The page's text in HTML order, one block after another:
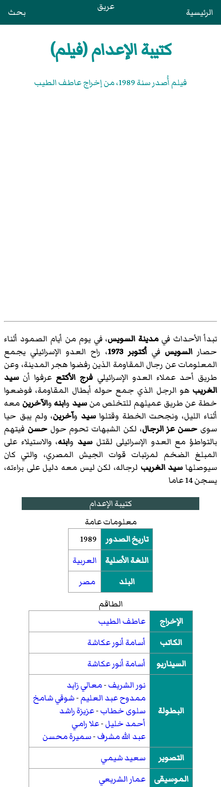
الرئيسية عريق بحث
كتيبة الإعدام (فيلم)
فيلم أُصدر سنة 1989، من إخراج عاطف الطيب
تبدأ الأحداث فيمدينة السويس، في يوم من أيام الصمود أثناء
حصارالسويس فيأكتوبر 1973
، راح العدو الإسرائيلي يجمع
المعلومات عن رجال المقاومة الذين رفضوا هجر المدينة، وعن
طريق أحد عملاء العدو الإسرائيلي فرج الأكتع عرفوا أنسيد
الغريب هو الرجل الذي جمع حوله أبطال المقاومة، فوضعوا
خطة عن طريق عميلهم للتخلص منسيد وابنه والآخرين معه
أثناء الليل، ونجحت الخطة وقتلواسيد وآخرين، ولم يبق حيا
سوى حسن عز الرجال، لكن الشبهات تحوم حولحسن فيتهم
بالتواطؤ مع العدو الإسرائيلى لقتلسيد وابنه، والاستيلاء على
المبلغ الضخم لمرتبات قوات الجيش المصري، والتي كان
سيوصلهاسيد الغريب لرجاله، لكن ليس معه دليل على براءته،
يسجن 14 عاما
كتيبة الإعدام
معلومات عامة
تاريخ الصدور
1989
اللغة الأصلية
العربية
البلد
مصر
الطاقم
الإخراج
عاطف الطيب
الكاتب
أسامة أنور عكاشة
السيناريو
أسامة أنور عكاشة
البطولة
نور الشريف-معالي زايد
ممدوح عبد العليم-شوقي شامخ
سلوى خطاب-عزيزة راشد
أحمد خليل-علا رامي
عبد الله مشرف-سميرة محسن
التصوير
سعيد شيمي
الموسيقى
عمار الشريعي